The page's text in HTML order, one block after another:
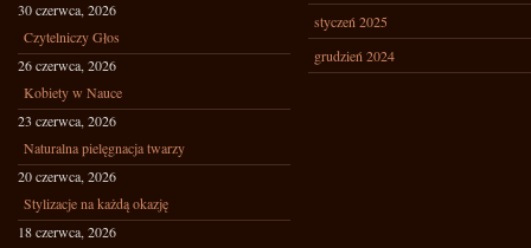
30 czerwca, 2026
Czytelniczy Głos
26 czerwca, 2026
Kobiety w Nauce
23 czerwca, 2026
Naturalna pielęgnacja twarzy
20 czerwca, 2026
Stylizacje na każdą okazję
18 czerwca, 2026
styczeń 2025
grudzień 2024